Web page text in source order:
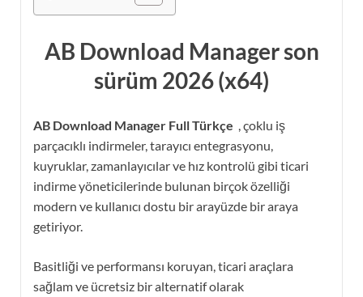
AB Download Manager son
sürüm 2026 (x64)
AB Download Manager Full Türkçe , çoklu iş
parçacıklı indirmeler, tarayıcı entegrasyonu,
kuyruklar, zamanlayıcılar ve hız kontrolü gibi ticari
indirme yöneticilerinde bulunan birçok özelliği
modern ve kullanıcı dostu bir arayüzde bir araya
getiriyor.
Basitliği ve performansı koruyan, ticari araçlara
sağlam ve ücretsiz bir alternatif olarak